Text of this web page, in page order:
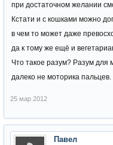
при достаточном желании
Кстати и с кошками можно
в чем то может даже
да к тому же ещё и
Что такое разум? Разум для
далеко не моторика
25 мар 2012
Павел